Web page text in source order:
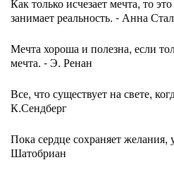
занимает реальность. - Анна
Мечта хороша и полезна, если
мечта. - Э. Ренан
Все, что существует на свете,
К.Сендберг
Пока сердце сохраняет
Шатобриан